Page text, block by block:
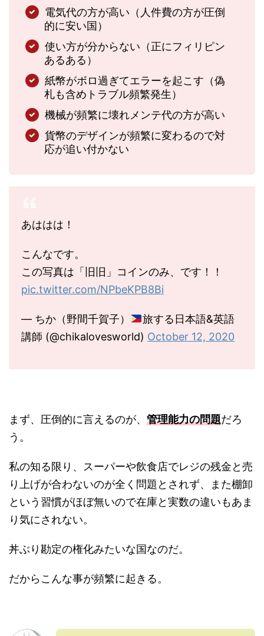
電気代の方が高い（人件費の方が圧倒
的に安い国）
使い方が分からない（正にフィリピン
あるある）
紙幣がボロ過ぎてエラーを起こす（偽
札も含めトラブル頻繁発生）
機械が頻繁に壊れメンテ代の方が高い
貨幣のデザインが頻繁に変わるので対
応が追い付かない
あははは！
こんなです。
この写真は「旧旧」コインのみ、です！！
pic.twitter.com/NPbeKPB8Bi
— ちか（野間千賀子）
旅する日本語&英語
講師 (@chikalovesworld) October 12, 2020
まず、圧倒的に言えるのが、 管理能力の問題だろ
う。
私の知る限り、スーパーや飲食店でレジの残金と売
り上げが合わないのが全く問題とされず、また棚卸
という習慣がほぼ無いので在庫と実数の違いもあま
り気にされない。
丼ぶり勘定の権化みたいな国なのだ。
だからこんな事が頻繁に起きる。